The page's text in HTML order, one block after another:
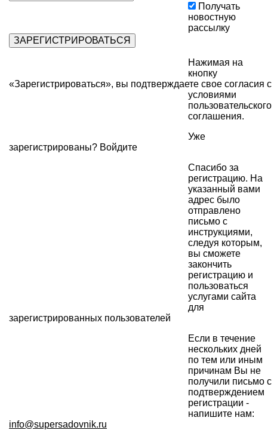
Получать
новостную
рассылку
Нажимая на
кнопку
«Зарегистрироваться», вы подтверждаете свое согласия с
условиями
пользовательского
соглашения.
Уже
зарегистрированы? Войдите
Спасибо за
регистрацию. На
указанный вами
адрес было
отправлено
письмо с
инструкциями,
следуя которым,
вы сможете
закончить
регистрацию и
пользоваться
услугами сайта
для
зарегистрированных пользователей
Если в течение
нескольких дней
по тем или иным
причинам Вы не
получили письмо с
подтверждением
регистрации -
напишите нам:
info@supersadovnik.ru